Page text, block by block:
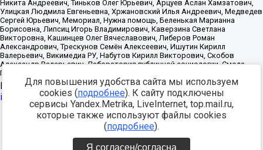
Источник:https://minjust.gov.ru/uploaded/files/reestr-
inostrannyih-agentov-22-03-2024.pdfданные на22.03.2024
Разработка -
Для повышения удобства сайта мы используем
cookies (подробнее). К сайту подключены
сервисы Yandex.Metrika, LiveInternet, top.mail.ru,
которые также используют файлы cookies
(подробнее).
Я согласен/согласна